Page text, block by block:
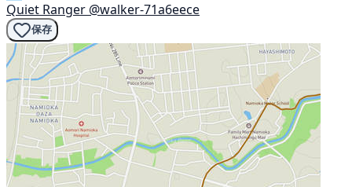
Quiet Ranger @walker-71a6eece
保存